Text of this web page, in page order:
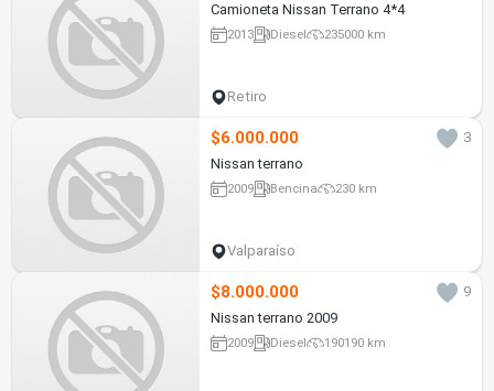
Camioneta Nissan Terrano 4*4
2013 Diesel 235000 km
Retiro
$6.000.000
3
Nissan terrano
2009 Bencina 230 km
Valparaíso
$8.000.000
9
Nissan terrano 2009
2009 Diesel 190190 km